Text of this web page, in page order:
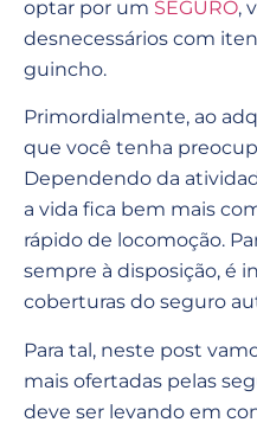
optar por um SEGURO,
desnecessários com
guincho.
Primordialmente, ao
que você tenha
Dependendo da
a vida fica bem mais
rápido de locomoção.
sempre à disposição, é
coberturas do seguro
Para tal, neste post
mais ofertadas pelas
deve ser levando em